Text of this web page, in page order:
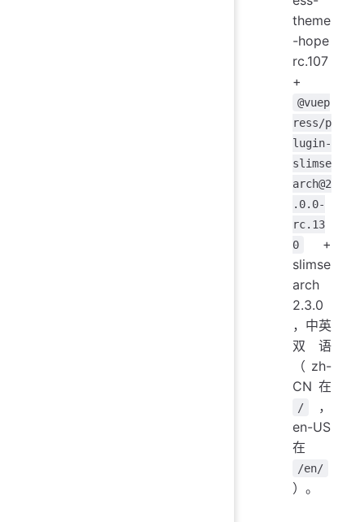
theme
-hope
rc.107
+
@vuep
ress/p
lugin-
slimse
arch@2
.0.0-
rc.13
0
+
slimse
arch
2.3.0
，中英
双语
（zh-
CN 在
/
，
en-US
在
/en/
）。